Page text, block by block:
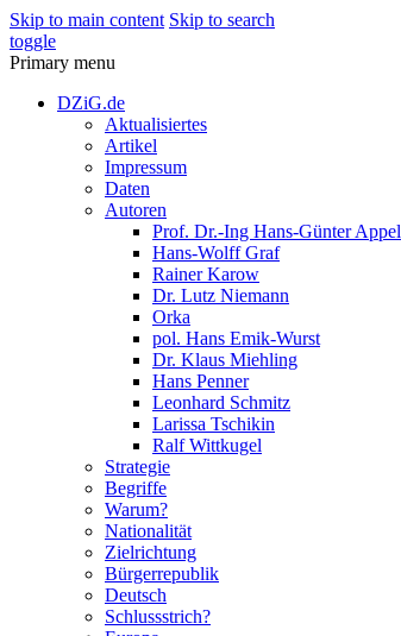
Skip to main content Skip to search
toggle
Primary menu
DZiG.de
Aktualisiertes
Artikel
Impressum
Daten
Autoren
Prof. Dr.-Ing Hans-Günter Appel
Hans-Wolff Graf
Rainer Karow
Dr. Lutz Niemann
Orka
pol. Hans Emik-Wurst
Dr. Klaus Miehling
Hans Penner
Leonhard Schmitz
Larissa Tschikin
Ralf Wittkugel
Strategie
Begriffe
Warum?
Nationalität
Zielrichtung
Bürgerrepublik
Deutsch
Schlussstrich?